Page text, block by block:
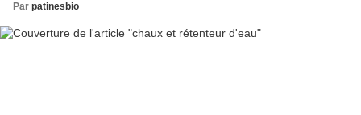
Par patinesbio